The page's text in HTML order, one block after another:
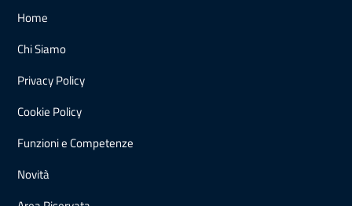
Home
Chi Siamo
Privacy Policy
Cookie Policy
Funzioni e Competenze
Novità